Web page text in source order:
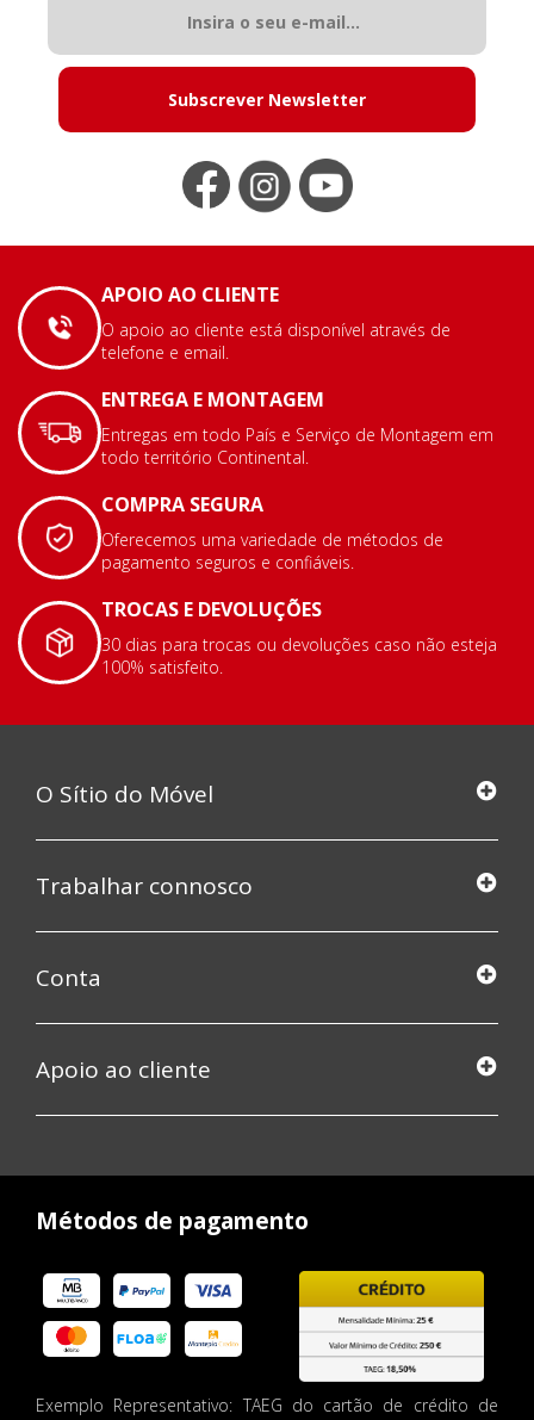
Subscrever Newsletter
APOIO AO CLIENTE
O apoio ao cliente está disponível através de
telefone e email.
ENTREGA E MONTAGEM
Entregas em todo País e Serviço de Montagem em
todo território Continental.
COMPRA SEGURA
Oferecemos uma variedade de métodos de
pagamento seguros e confiáveis.
TROCAS E DEVOLUÇÕES
30 dias para trocas ou devoluções caso não esteja
100% satisfeito.
O Sítio do Móvel
Trabalhar connosco
Conta
Apoio ao cliente
Métodos de pagamento
Exemplo Representativo: TAEG do cartão de crédito de